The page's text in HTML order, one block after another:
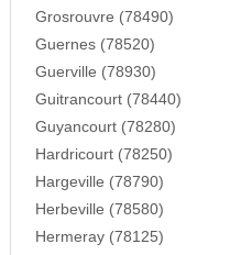
Grosrouvre (78490)
Guernes (78520)
Guerville (78930)
Guitrancourt (78440)
Guyancourt (78280)
Hardricourt (78250)
Hargeville (78790)
Herbeville (78580)
Hermeray (78125)